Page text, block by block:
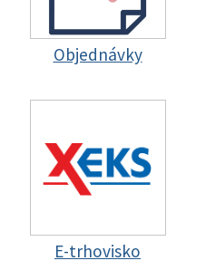
Objednávky
E-trhovisko